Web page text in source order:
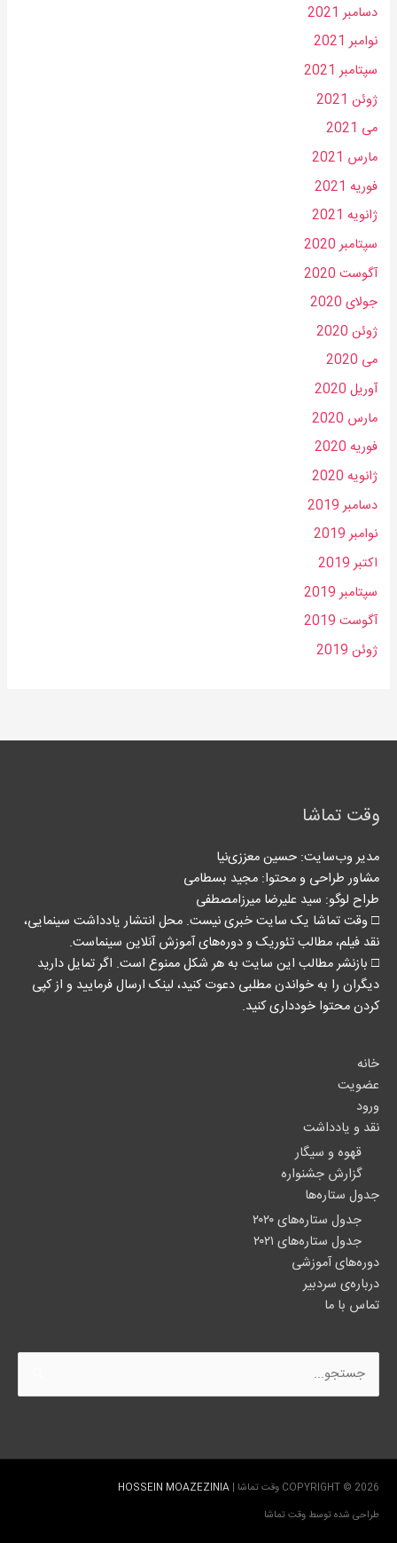
دسامبر 2021
نوامبر 2021
سپتامبر 2021
ژوئن 2021
می 2021
مارس 2021
فوریه 2021
ژانویه 2021
سپتامبر 2020
آگوست 2020
جولای 2020
ژوئن 2020
می 2020
آوریل 2020
مارس 2020
فوریه 2020
ژانویه 2020
دسامبر 2019
نوامبر 2019
اکتبر 2019
سپتامبر 2019
آگوست 2019
ژوئن 2019
وقت تماشا
مدیر وب‌سایت: حسین معززی‌نیا
مشاور طراحی و محتوا:‌ مجید بسطامی
طراح لوگو: سید علیرضا میرزامصطفی
□ وقت تماشا یک سایت خبری نیست. محل انتشار یادداشت سینمایی،
نقد فیلم، مطالب تئوریک و دوره‌های آموزش آنلاین سینماست.
□ بازنشر مطالب این سایت به هر شکل ممنوع است. اگر تمایل دارید
دیگران را به خواندن مطلبی دعوت کنید، لینک‌ ارسال فرمایید و از کپی
کردن محتوا خودداری کنید.
خانه
عضویت
ورود
نقد و یادداشت
قهوه و سیگار
گزارش جشنواره
جدول ستاره‌ها
جدول ستاره‌های ۲۰۲۰
جدول ستاره‌های ۲۰۲۱
دوره‌های آموزشی
درباره‌ی سردبیر
تماس با ما
جستجو
برای:
COPYRIGHT © 2026 وقت تماشا |
HOSSEIN MOAZEZINIA
طراحی شده توسط وقت تماشا